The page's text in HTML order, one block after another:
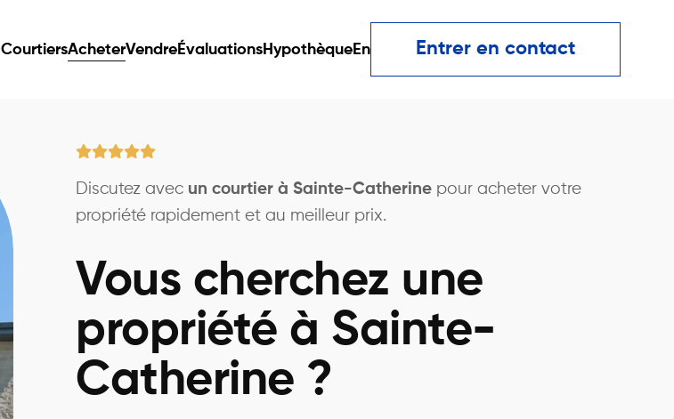
CourtiersAcheterVendreÉvaluationsHypothèqueEn Entrer en contact
Discutez avec un courtier à Sainte-Catherine pour acheter votre
propriété rapidement et au meilleur prix.
Vous cherchez une
propriété à Sainte-
Catherine ?